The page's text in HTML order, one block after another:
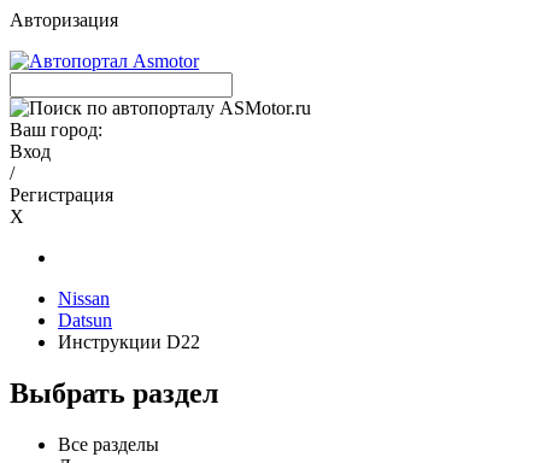
Авторизация
Ваш город:
Вход
/
Регистрация
X
Nissan
Datsun
Инструкции D22
Выбрать раздел
Все разделы